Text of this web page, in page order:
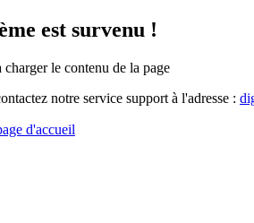
est survenu !
le contenu de la page
notre service support à l'adresse :
d'accueil